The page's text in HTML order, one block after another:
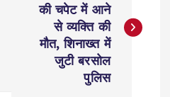
की चपेट में आने
से व्यक्ति की
मौत, शिनाख्त में
जुटी बरसोल
पुलिस